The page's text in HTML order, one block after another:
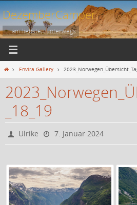
Zum
Inhalt
springen
DezemberCamper
... am liebsten unterwegs
StartEnvira Gallery
_18_19
Ulrike 7. Januar 2024